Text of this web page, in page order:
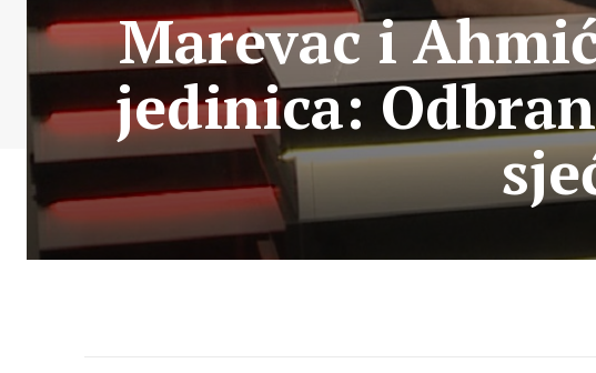
Marevac i
jedinica: